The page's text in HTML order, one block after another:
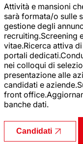
Attività e mansioni
sarà formata/o sulle
gestione degli
recruiting.Screening
vitae.Ricerca attiva
portali
nei colloqui di
presentazione alle
candidati e
front
banche dati.
Candidati